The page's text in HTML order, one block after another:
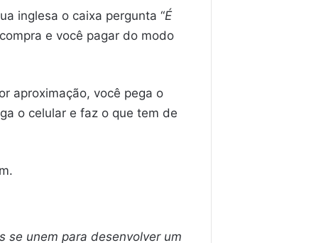
inglesa o caixa pergunta “É
e você pagar do modo
aproximação, você pega o
o celular e faz o que tem de
se unem para desenvolver um